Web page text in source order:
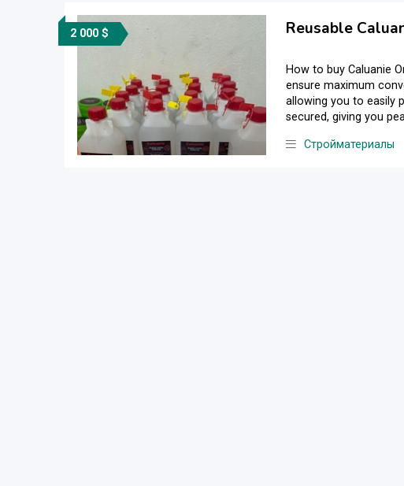
2 000 $ Reusable
How to buy Caluanie
ensure maximum
allowing you to easily
secured, giving you
Стройматериалы